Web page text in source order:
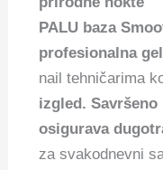
PALU baza
profesionalna
nail tehničarima
izgled.
osigurava
za svakodnevni